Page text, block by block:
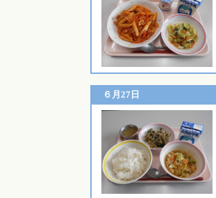
６月27日